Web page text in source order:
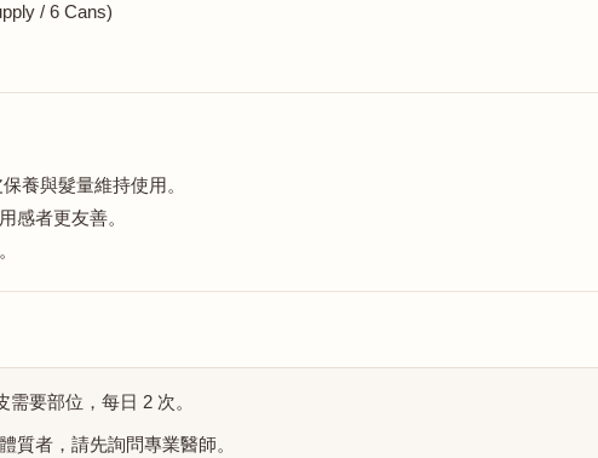
/ 6 Cans)
養與髮量維持使用。
感者更友善。
要部位，每日 2 次。
質者，請先詢問專業醫師。